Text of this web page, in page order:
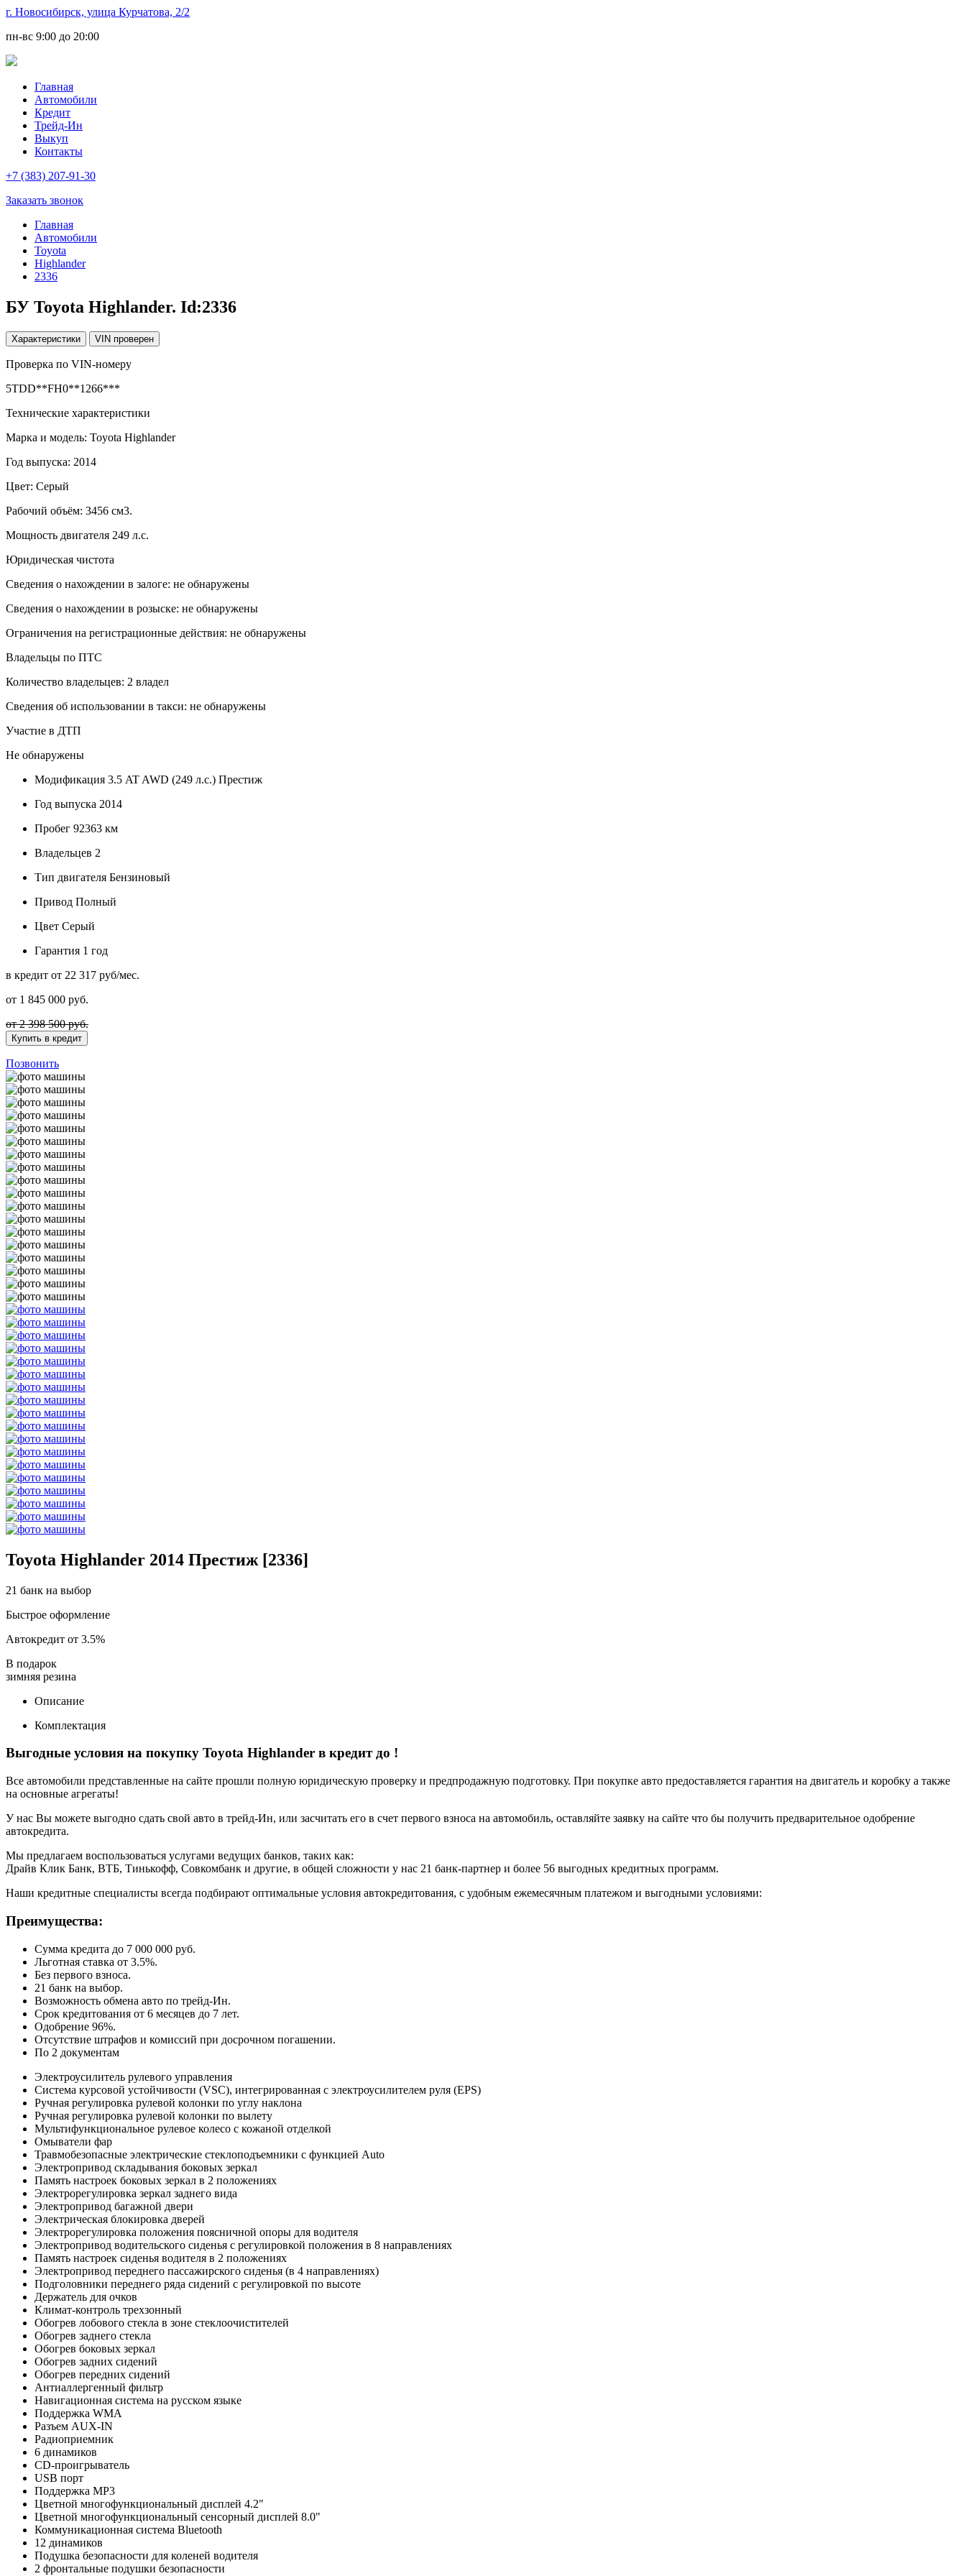
г. Новосибирск, улица Курчатова, 2/2
пн-вс 9:00 до 20:00
Главная
Автомобили
Кредит
Трейд-Ин
Выкуп
Контакты
+7 (383) 207-91-30
Заказать звонок
Главная
Автомобили
Toyota
Highlander
2336
БУ Toyota Highlander. Id:2336
Характеристики VIN проверен
Проверка по VIN-номеру
5TDD**FH0**1266***
Технические характеристики
Марка и модель: Toyota Highlander
Год выпуска: 2014
Цвет: Серый
Рабочий объём: 3456 см3.
Мощность двигателя 249 л.с.
Юридическая чистота
Сведения о нахождении в залоге: не обнаружены
Сведения о нахождении в розыске: не обнаружены
Ограничения на регистрационные действия: не обнаружены
Владельцы по ПТС
Количество владельцев: 2 владел
Сведения об использовании в такси: не обнаружены
Участие в ДТП
Не обнаружены
Модификация 3.5 AT AWD (249 л.с.) Престиж
Год выпуска 2014
Пробег 92363 км
Владельцев 2
Тип двигателя Бензиновый
Привод Полный
Цвет Серый
Гарантия 1 год
в кредит от 22 317 руб/мес.
от 1 845 000 руб.
от 2 398 500 руб.
Купить в кредит
Позвонить
Toyota Highlander 2014 Престиж [2336]
21 банк на выбор
Быстрое оформление
Автокредит от 3.5%
В подарок
зимняя резина
Описание
Комплектация
Выгодные условия на покупку Toyota Highlander в кредит до !
Все автомобили представленные на сайте прошли полную юридическую проверку и предпродажную подготовку. При покупке авто предоставляется гарантия на двигатель и коробку а также
на основные агрегаты!
У нас Вы можете выгодно сдать свой авто в трейд-Ин, или засчитать его в счет первого взноса на автомобиль, оставляйте заявку на сайте что бы получить предварительное одобрение
автокредита.
Мы предлагаем воспользоваться услугами ведущих банков, таких как:
Драйв Клик Банк, ВТБ, Тинькофф, Совкомбанк и другие, в общей сложности у нас 21 банк-партнер и более 56 выгодных кредитных программ.
Наши кредитные специалисты всегда подбирают оптимальные условия автокредитования, с удобным ежемесячным платежом и выгодными условиями:
Преимущества:
Сумма кредита до 7 000 000 руб.
Льготная ставка от 3.5%.
Без первого взноса.
21 банк на выбор.
Возможность обмена авто по трейд-Ин.
Срок кредитования от 6 месяцев до 7 лет.
Одобрение 96%.
Отсутствие штрафов и комиссий при досрочном погашении.
По 2 документам
Электроусилитель рулевого управления
Система курсовой устойчивости (VSC), интегрированная с электроусилителем руля (EPS)
Ручная регулировка рулевой колонки по углу наклона
Ручная регулировка рулевой колонки по вылету
Мультифункциональное рулевое колесо с кожаной отделкой
Омыватели фар
Травмобезопасные электрические стеклоподъемники с функцией Auto
Электропривод складывания боковых зеркал
Память настроек боковых зеркал в 2 положениях
Электрорегулировка зеркал заднего вида
Электропривод багажной двери
Электрическая блокировка дверей
Электрорегулировка положения поясничной опоры для водителя
Электропривод водительского сиденья с регулировкой положения в 8 направлениях
Память настроек сиденья водителя в 2 положениях
Электропривод переднего пассажирского сиденья (в 4 направлениях)
Подголовники переднего ряда сидений с регулировкой по высоте
Держатель для очков
Климат-контроль трехзонный
Обогрев лобового стекла в зоне стеклоочистителей
Обогрев заднего стекла
Обогрев боковых зеркал
Обогрев задних сидений
Обогрев передних сидений
Антиаллергенный фильтр
Навигационная система на русском языке
Поддержка WMA
Разъем AUX-IN
Радиоприемник
6 динамиков
CD-проигрыватель
USB порт
Поддержка MP3
Цветной многофункциональный дисплей 4.2"
Цветной многофункциональный сенсорный дисплей 8.0"
Коммуникационная система Bluetooth
12 динамиков
Подушка безопасности для коленей водителя
2 фронтальные подушки безопасности